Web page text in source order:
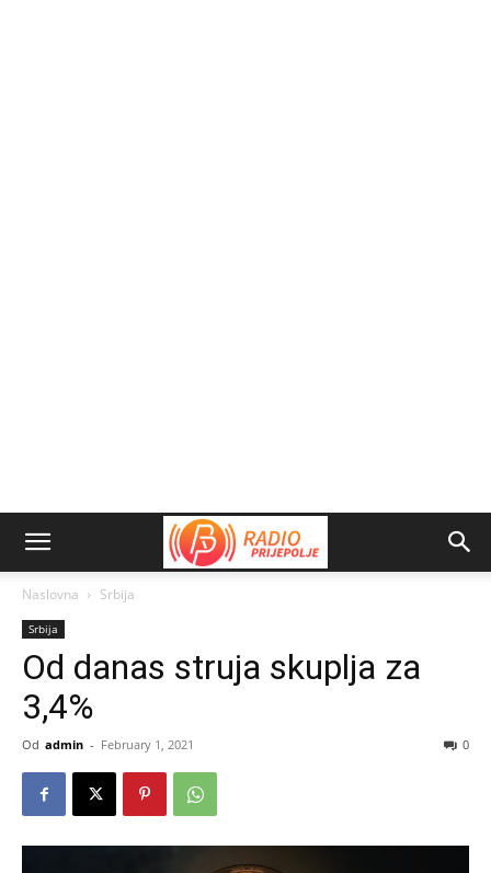
Naslovna Srbija
Srbija
Od danas struja skuplja za
3,4%
Od admin - February 1, 2021 0